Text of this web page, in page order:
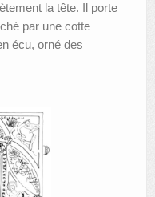
la tête. Il porte
par une cotte
écu, orné des